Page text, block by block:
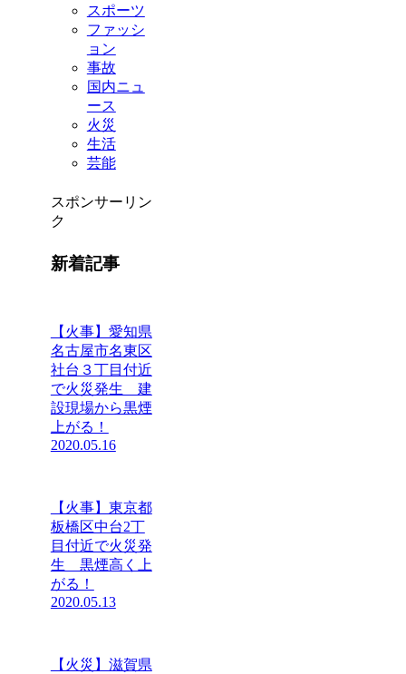
スポーツ
ファッシ
ョン
事故
国内ニュ
ース
火災
生活
芸能
スポンサーリン
ク
新着記事
【火事】愛知県
名古屋市名東区
社台３丁目付近
で火災発生 建
設現場から黒煙
上がる！
2020.05.16
【火事】東京都
板橋区中台2丁
目付近で火災発
生 黒煙高く上
がる！
2020.05.13
【火災】滋賀県